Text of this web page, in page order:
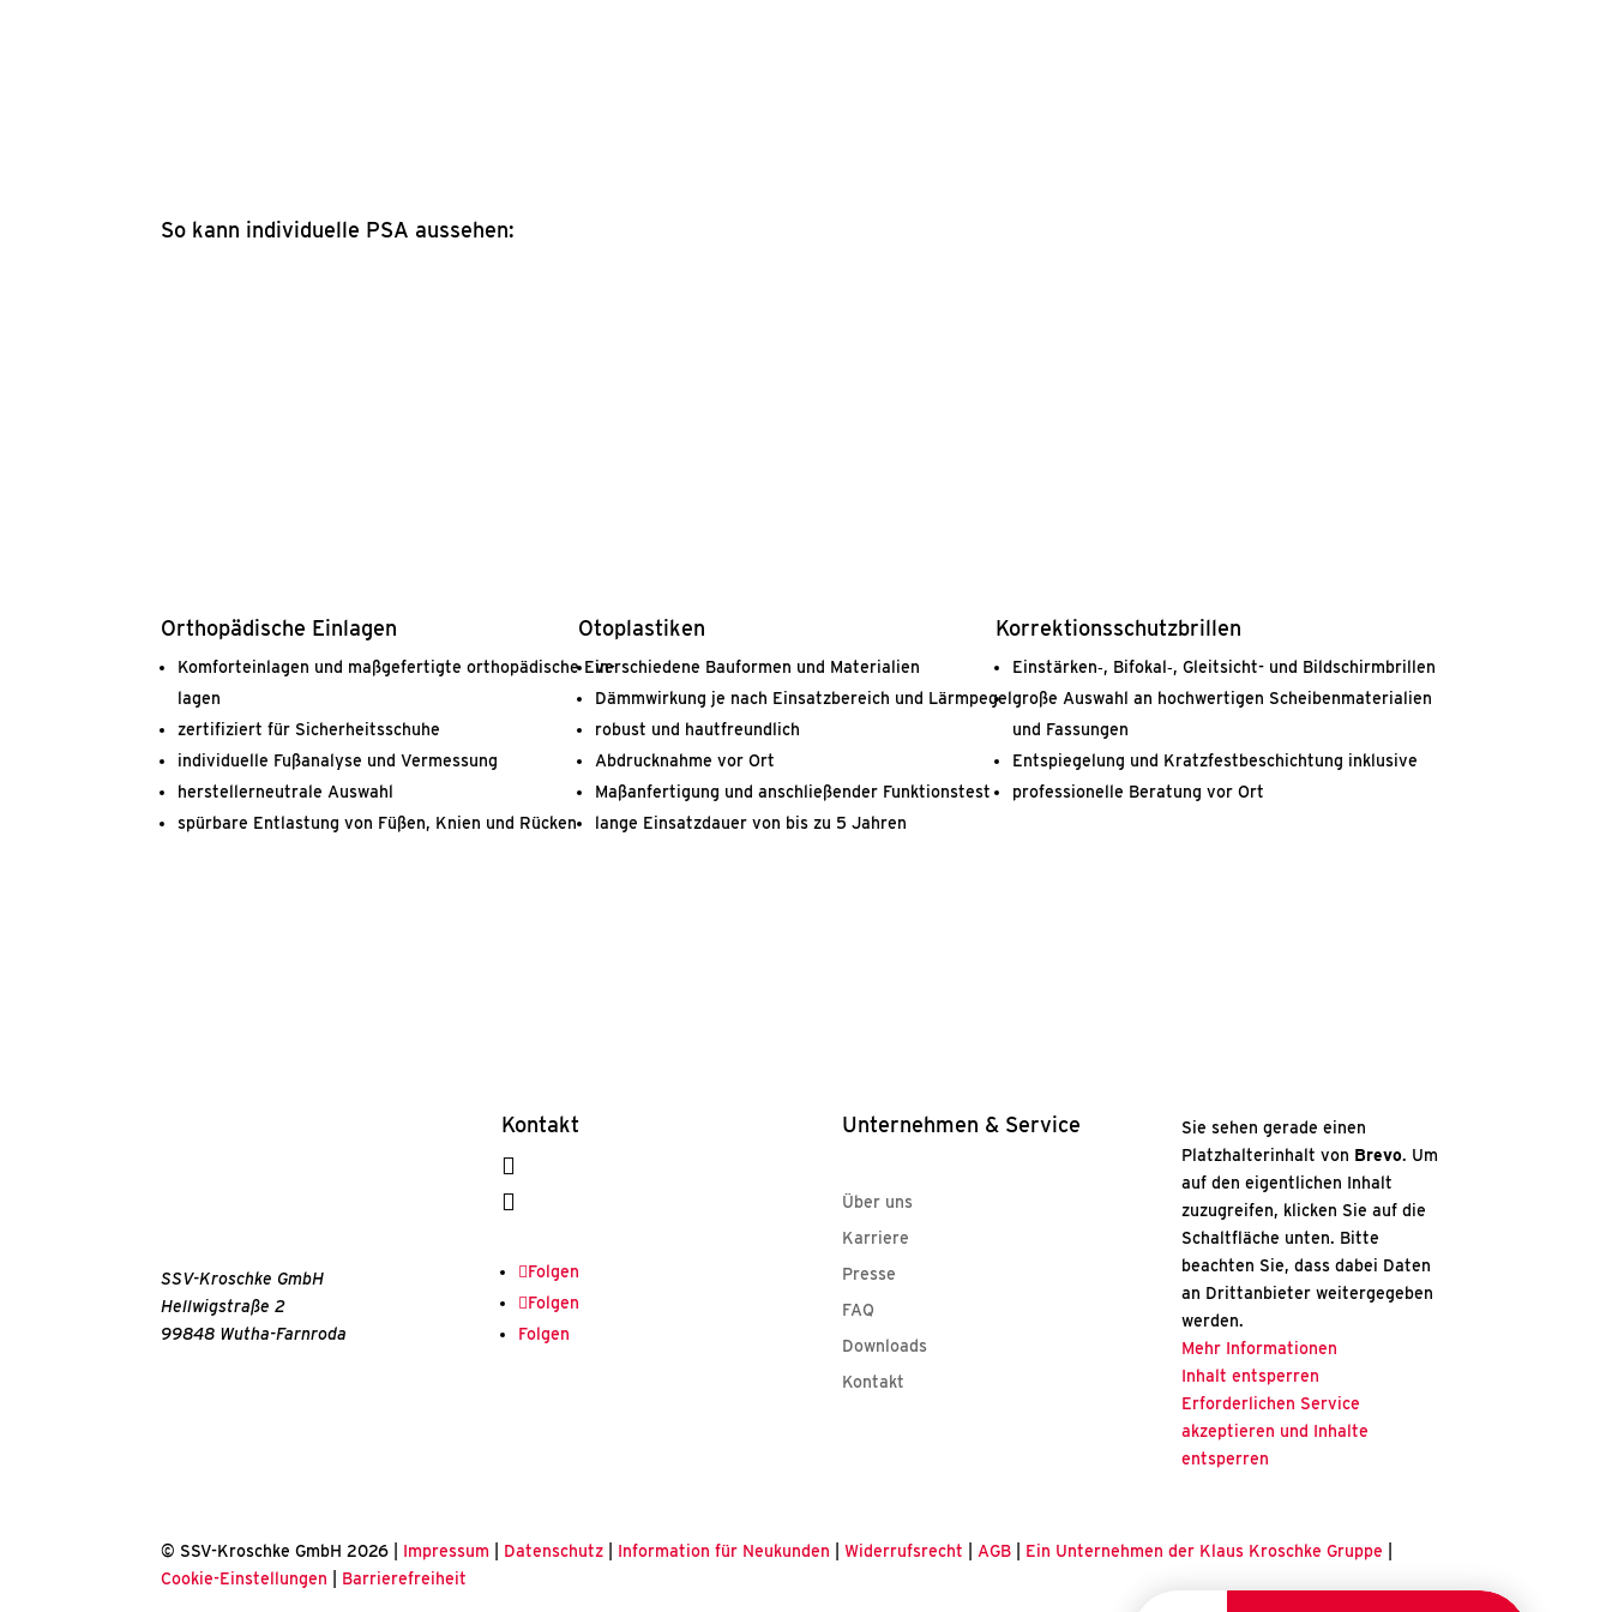
So kann indi­vi­du­el­le PSA aus­se­hen:
Ortho­pä­di­sche Ein­la­gen
Kom­fort­ein­la­gen und maß­ge­fer­tig­te ortho­pä­di­sche Ein­
la­gen
zer­ti­fi­ziert für Sicher­heits­schu­he
indi­vi­du­el­le Fuß­ana­ly­se und Ver­mes­sung
her­stel­ler­neu­tra­le Aus­wahl
spür­ba­re Ent­las­tung von Füßen, Knien und Rücken
Oto­plas­ti­ken
ver­schie­de­ne Bau­for­men und Mate­ria­li­en
Dämm­wir­kung je nach Ein­satz­be­reich und Lärm­pe­gel
robust und haut­freund­lich
Abdruck­nah­me vor Ort
Maß­an­fer­ti­gung und anschlie­ßen­der Funk­ti­ons­test
lan­ge Ein­satz­dau­er von bis zu 5 Jah­ren
Kor­rek­ti­ons­schutz­bril­len
Einstärken‑, Bifokal‑, Gleit­sicht- und Bild­schirm­bril­len
gro­ße Aus­wahl an hoch­wer­ti­gen Schei­ben­ma­te­ria­li­en
und Fas­sun­gen
Ent­spie­ge­lung und Kratzfestbeschich­tung inklu­si­ve
pro­fes­sio­nel­le Bera­tung vor Ort
SSV-Kroschke GmbH
Hellwigstraße 2
99848 Wutha-Farnroda
Kontakt


Folgen
Folgen
Folgen
Unternehmen & Service
Über uns
Kar­rie­re
Pres­se
FAQ
Down­loads
Kon­takt
Sie sehen gerade einen
Platzhalterinhalt von Brevo. Um
auf den eigentlichen Inhalt
zuzugreifen, klicken Sie auf die
Schaltfläche unten. Bitte
beachten Sie, dass dabei Daten
an Drittanbieter weitergegeben
werden.
Mehr Informationen
Inhalt entsperren
Erforderlichen Service
akzeptieren und Inhalte
entsperren
© SSV-Kroschke GmbH 2026 | Impressum Datenschutz Information für Neukunden |Widerrufsrecht AGB Ein Unternehmen der Klaus Kroschke Gruppe
Cookie-Einstellungen
Barrierefreiheit